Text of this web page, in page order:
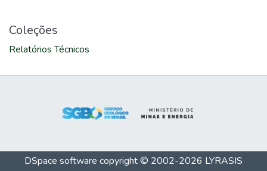
Coleções
Relatórios Técnicos
DSpace software copyright © 2002-2026 LYRASIS